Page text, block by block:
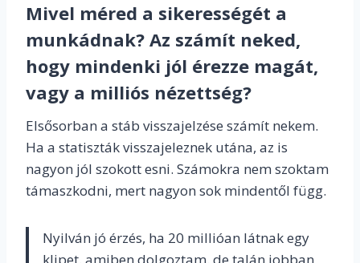
Mivel méred a sikerességét a
munkádnak? Az számít neked,
hogy mindenki jól érezze magát,
vagy a milliós nézettség?
Elsősorban a stáb visszajelzése számít nekem.
Ha a statiszták visszajeleznek utána, az is
nagyon jól szokott esni. Számokra nem szoktam
támaszkodni, mert nagyon sok mindentől függ.
Nyilván jó érzés, ha 20 millióan látnak egy